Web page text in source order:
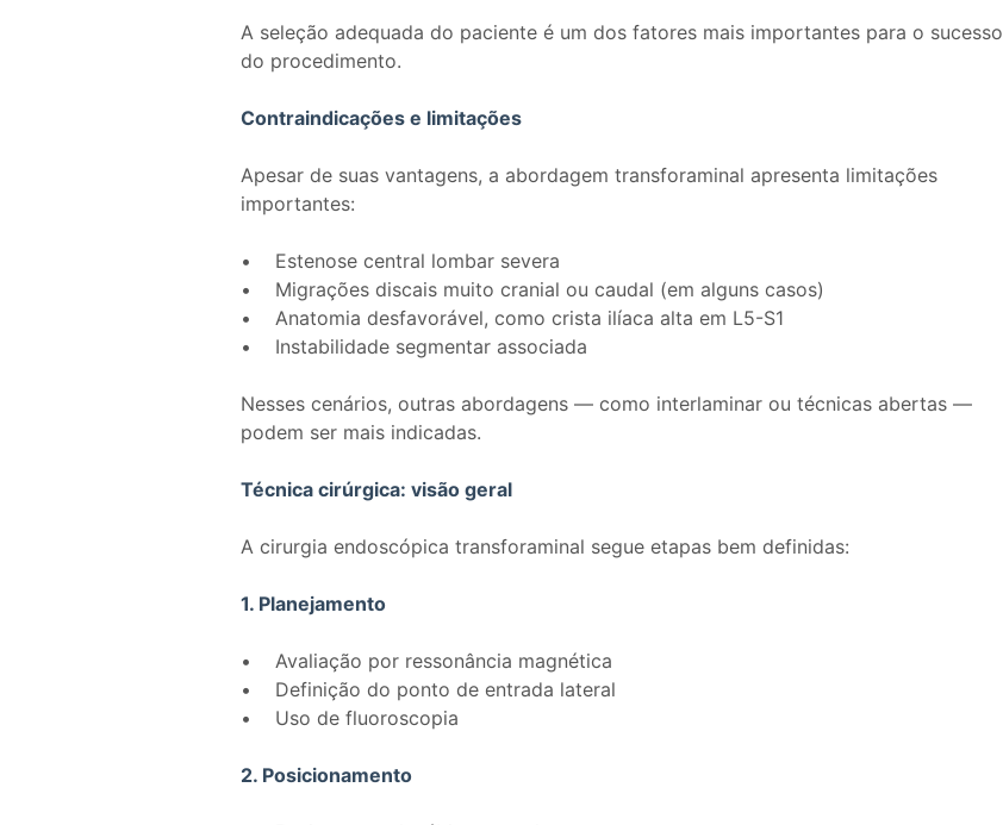
A seleção adequada do paciente é um dos fatores mais importantes para o sucesso
do procedimento.
Contraindicações e limitações
Apesar de suas vantagens, a abordagem transforaminal apresenta limitações
importantes:
• Estenose central lombar severa
• Migrações discais muito cranial ou caudal (em alguns casos)
• Anatomia desfavorável, como crista ilíaca alta em L5-S1
• Instabilidade segmentar associada
Nesses cenários, outras abordagens — como interlaminar ou técnicas abertas —
podem ser mais indicadas.
Técnica cirúrgica: visão geral
A cirurgia endoscópica transforaminal segue etapas bem definidas:
1. Planejamento
• Avaliação por ressonância magnética
• Definição do ponto de entrada lateral
• Uso de fluoroscopia
2. Posicionamento